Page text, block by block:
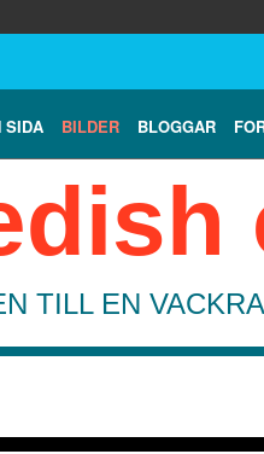
SIDA BILDER BLOGGAR
TILL EN